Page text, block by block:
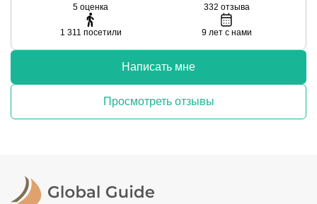
5 оценка 332 отзыва
1 311 посетили 9 лет с нами
Написать мне
Просмотреть отзывы